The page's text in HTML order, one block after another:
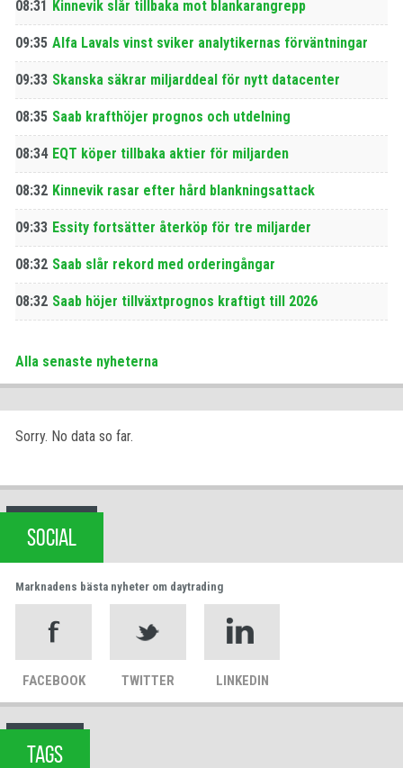
08:31 Kinnevik slår tillbaka mot blankarangrepp
09:35 Alfa Lavals vinst sviker analytikernas förväntningar
09:33 Skanska säkrar miljarddeal för nytt datacenter
08:35 Saab krafthöjer prognos och utdelning
08:34 EQT köper tillbaka aktier för miljarden
08:32 Kinnevik rasar efter hård blankningsattack
09:33 Essity fortsätter återköp för tre miljarder
08:32 Saab slår rekord med orderingångar
08:32 Saab höjer tillväxtprognos kraftigt till 2026
Alla senaste nyheterna
Sorry. No data so far.
SOCIAL
Marknadens bästa nyheter om daytrading
FACEBOOK TWITTER LINKEDIN
TAGS